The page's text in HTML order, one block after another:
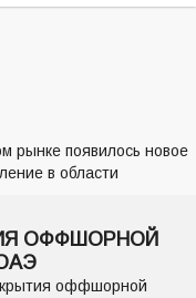
рынке появилось новое
в области
ОФФШОРНОЙ
оффшорной